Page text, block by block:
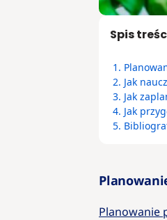
Spis
1.
2. Jak
3. Jak
4. Jak
5.
Planowanie